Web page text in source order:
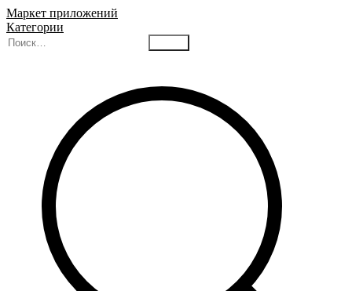
Маркет приложений
Категории